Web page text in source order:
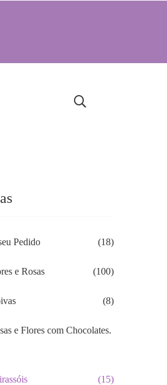
Pedido (18)
e Rosas (100)
(8)
e Flores com Chocolates.
(15)